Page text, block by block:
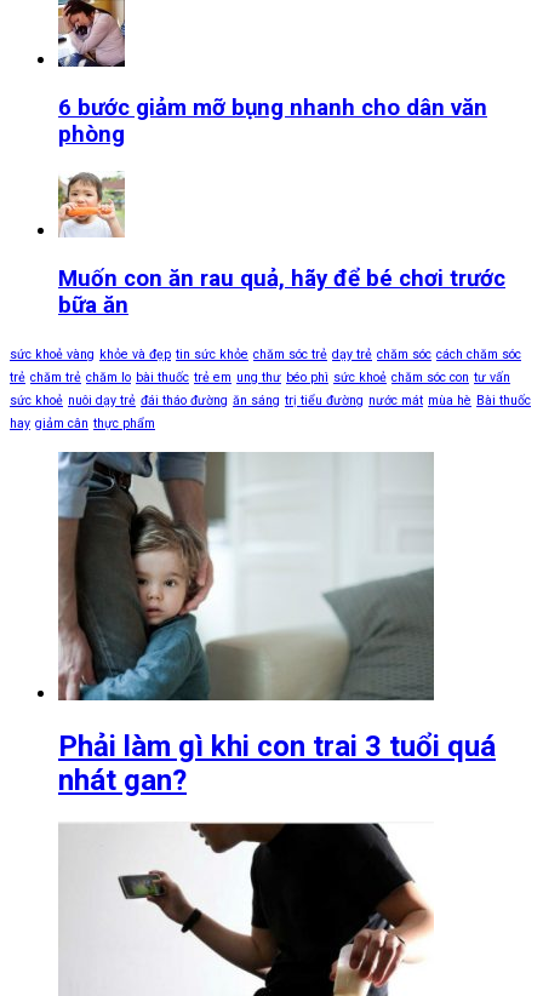
6 bước giảm mỡ bụng nhanh cho dân văn
phòng
Muốn con ăn rau quả, hãy để bé chơi trước
bữa ăn
sức khoẻ vàng khỏe và đẹp tin sức khỏe chăm sóc trẻ dạy trẻ chăm sóc cách chăm sóc
trẻ chăm trẻ chăm lo bài thuốc trẻ em ung thư béo phì sức khoẻ chăm sóc con tư vấn
sức khoẻ nuôi dạy trẻ đái tháo đường ăn sáng trị tiểu đường nước mát mùa hè Bài thuốc
hay giảm cân thực phẩm
Phải làm gì khi con trai 3 tuổi quá
nhát gan?